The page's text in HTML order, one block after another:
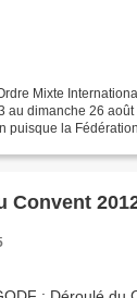
Mixte
au dimanche 26
puisque la
Convent